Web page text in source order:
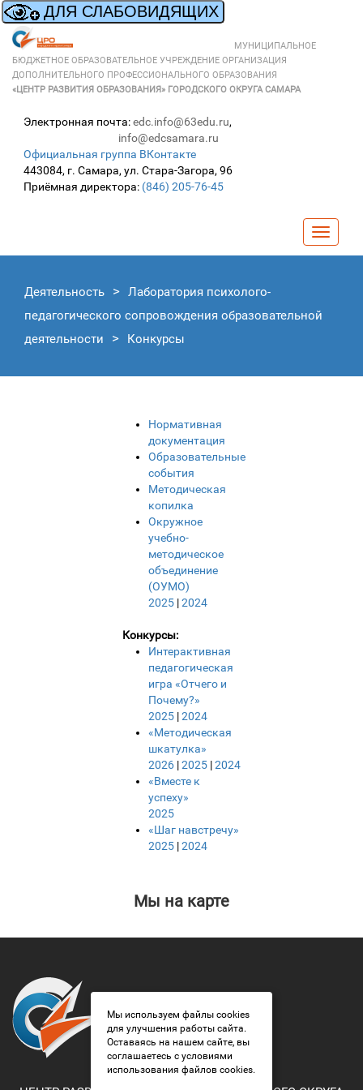
МУНИЦИПАЛЬНОЕ
БЮДЖЕТНОЕ ОБРАЗОВАТЕЛЬНОЕ УЧРЕЖДЕНИЕ ОРГАНИЗАЦИЯ
ДОПОЛНИТЕЛЬНОГО ПРОФЕССИОНАЛЬНОГО ОБРАЗОВАНИЯ
«ЦЕНТР РАЗВИТИЯ ОБРАЗОВАНИЯ» ГОРОДСКОГО ОКРУГА САМАРА
Электронная почта:edc.info@63edu.ru,
info@edcsamara.ru
Официальная группа ВКонтакте
443084, г. Самара, ул. Стара-Загора, 96
Приёмная директора: (846) 205-76-45
Деятельность
Лаборатория психолого-
педагогического сопровождения образовательной
деятельности
Конкурсы
Нормативная
документация
Образовательные
события
Методическая
копилка
Окружное
учебно-
методическое
объединение
(ОУМО)
2025|2024
Конкурсы:
Интерактивная
педагогическая
игра «Отчего и
Почему?»
2025|2024
«Методическая
шкатулка»
2026|2025|2024
«Вместе к
успеху»
2025
«Шаг навстречу»
2025|2024
Мы на карте
Мы используем файлы cookies
для улучшения работы сайта.
Оставаясь на нашем сайте, вы
соглашаетесь с условиями
использования файлов cookies.